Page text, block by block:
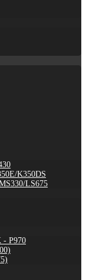
K350DS
LS675
- P970